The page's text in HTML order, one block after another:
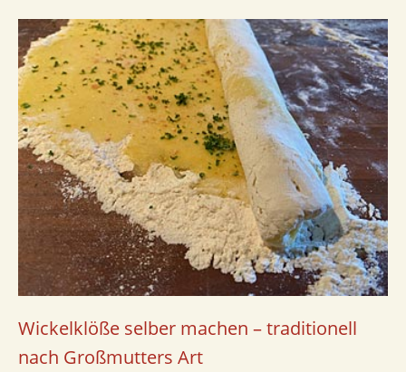
Wickelklöße selber machen – traditionell
nach Großmutters Art